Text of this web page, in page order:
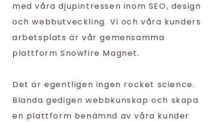
med våra djupintressen inom SEO, design
och webbutveckling. Vi och våra kunders
arbetsplats är vår gemensamma
plattform Snowfire Magnet.
Det är egentligen ingen rocket science.
Blanda gedigen webbkunskap och skapa
en plattform benämnd av våra kunder